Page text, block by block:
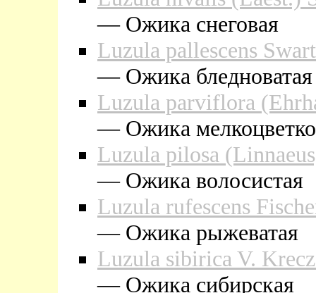
— Ожика снеговая
Luzula pallescens
— Ожика бледноватая
Luzula parviflora
— Ожика
Luzula pilosa
— Ожика волосистая
Luzula rufescens
— Ожика рыжеватая
Luzula sibirica V.
— Ожика сибирская